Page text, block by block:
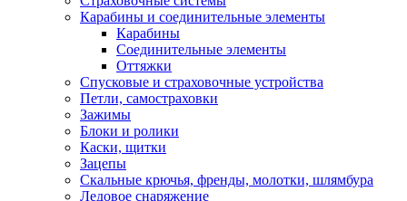
Карабины и соединительные элементы
Карабины
Соединительные элементы
Оттяжки
Спусковые и страховочные устройства
Петли, самостраховки
Зажимы
Блоки и ролики
Каски, щитки
Зацепы
Скальные крючья, френды, молотки, шлямбура
Ледовое снаряжение